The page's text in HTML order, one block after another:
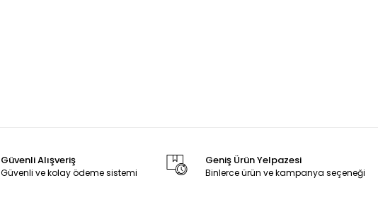
Güvenli Alışveriş
Güvenli ve kolay ödeme sistemi
Geniş Ürün Yelpazesi
Binlerce ürün ve kampanya seçeneği